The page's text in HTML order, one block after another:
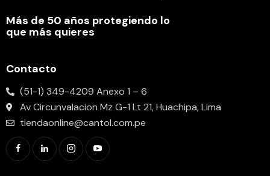
Más de 50 años protegiendo lo
que más quieres
Contacto
(51-1) 349-4209 Anexo 1 – 6
Av Circunvalacion Mz G-1 Lt 21, Huachipa, Lima
tiendaonline@cantol.com.pe